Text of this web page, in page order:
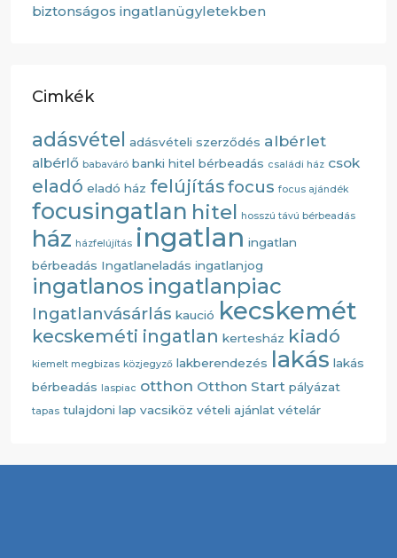
biztonságos ingatlanügyletekben
Cimkék
adásvétel adásvételi szerződés albérlet
albérlő babaváró banki hitel bérbeadás családi ház csok
eladó eladó ház felújításfocus focus ajándék
focusingatlan hitel hosszú távú bérbeadás
ház házfelújítás ingatlan ingatlan
bérbeadás Ingatlaneladás ingatlanjog
ingatlanos ingatlanpiac
Ingatlanvásárlás kaució kecskemét
kecskeméti ingatlan kertesház kiadó
kiemelt megbizas közjegyző lakberendezés lakás lakás
bérbeadás
laspiac otthon Otthon Start pályázat
tapas tulajdoni lap vacsiköz vételi ajánlat vételár